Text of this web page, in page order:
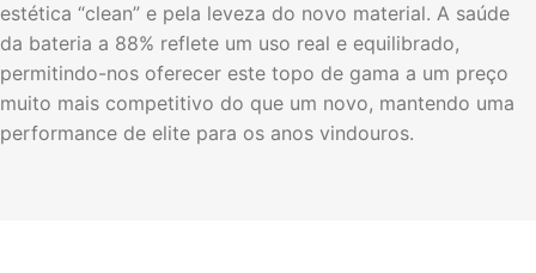
estética “clean” e pela leveza do novo material. A saúde
da bateria a 88% reflete um uso real e equilibrado,
permitindo-nos oferecer este topo de gama a um preço
muito mais competitivo do que um novo, mantendo uma
performance de elite para os anos vindouros.